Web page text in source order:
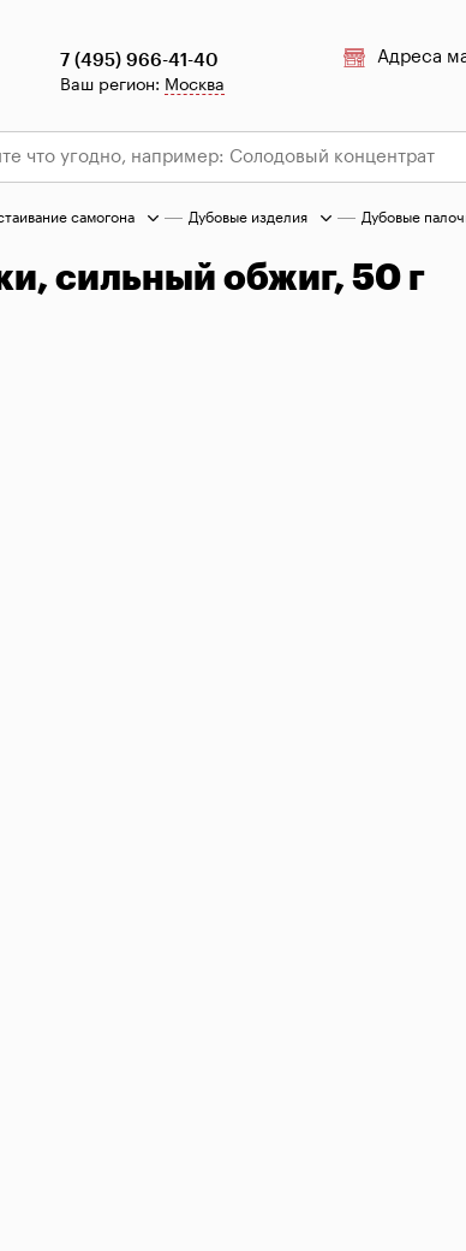
7 (495) 966-41-40
Ваш регион: Москва
Адреса
самогона Дубовые изделия Дубовые
сильный обжиг, 50 г